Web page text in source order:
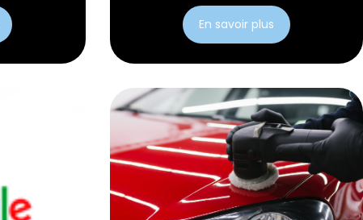
En savoir plus